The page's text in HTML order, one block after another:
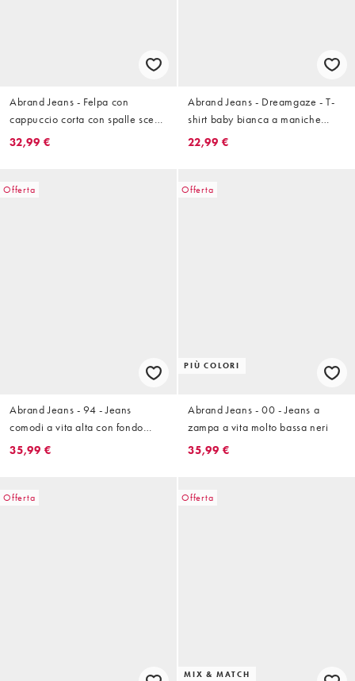
Abrand Jeans - Felpa con
cappuccio corta con spalle scese
e zip color antracite
32,99 €
Abrand Jeans - Dreamgaze - T-
shirt baby bianca a maniche
corte
22,99 €
Offerta
Abrand Jeans - 94 - Jeans
comodi a vita alta con fondo
ampio grigi
35,99 €
Offerta
PIÙ COLORI
Abrand Jeans - 00 - Jeans a
zampa a vita molto bassa neri
35,99 €
Offerta Offerta
MIX & MATCH